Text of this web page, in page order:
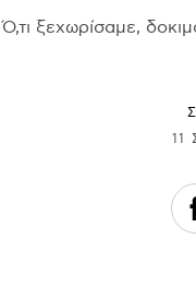
Ό,τι ξεχωρίσαμε,
11